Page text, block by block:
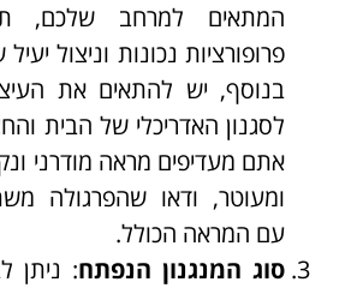
המתאים למרחב שלכם,
פרופורציות נכונות וניצול
בנוסף, יש להתאים את
לסגנון האדריכלי של הבית
אתם מעדיפים מראה מודרני
ומעוטר, ודאו שהפרגולה
עם המראה הכולל.
סוג המנגנון הנפתח: ניתן